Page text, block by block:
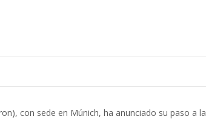
con sede en Múnich, ha anunciado su paso a la